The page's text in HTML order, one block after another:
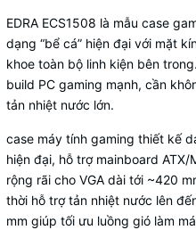
EDRA ECS1508 là mẫu case
dạng “bể cá” hiện đại với mặt
khoe toàn bộ linh kiện bên
build PC gaming mạnh, cần
tản nhiệt nước lớn.
case máy tính gaming thiết kế
hiện đại, hỗ trợ mainboard
rộng rãi cho VGA dài tới ~420
thời hỗ trợ tản nhiệt nước lên
mm giúp tối ưu luồng gió làm